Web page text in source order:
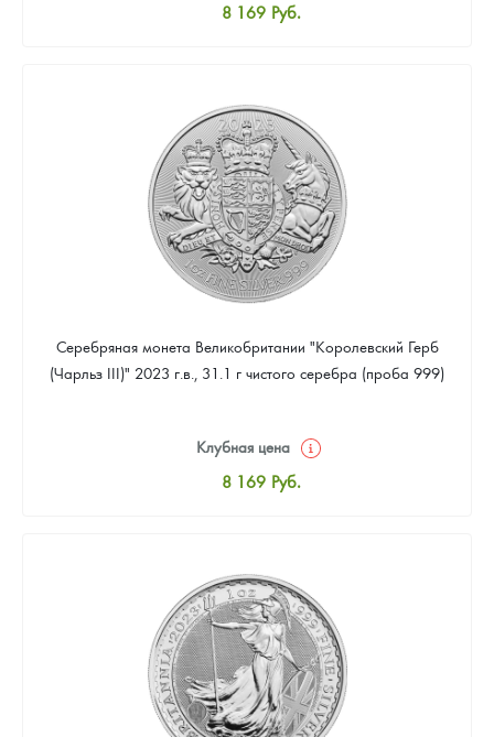
8 169 Руб.
Цена выкупа
Звоните
Серебряная монета Великобритании "Королевский Герб
(Чарльз III)" 2023 г.в., 31.1 г чистого серебра (проба 999)
Клубная цена
8 169 Руб.
Цена выкупа
Звоните